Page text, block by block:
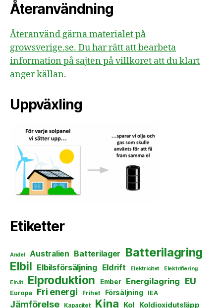
Återanvändning
Återanvänd gärna materialet på
growsverige.se. Du har rätt att bearbeta
information på sajten på villkoret att du klart
anger källan.
Uppväxling
Etiketter
Andel Australien Batterilager Batterilagring
Elbil Elbilsförsäljning Eldrift Elektricitet Elektrifiering
Elnät Elproduktion Ember Energilagring EU
Europa Fri energi Frihet Försäljning IEA
Jämförelse Kapacitet Kina Kol Koldioxidutsläpp